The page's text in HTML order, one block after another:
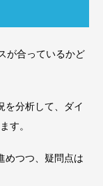
が合っているかど
を分析して、ダイ
す。
めつつ、疑問点は